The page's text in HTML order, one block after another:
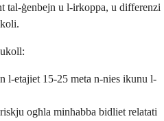
tal-ġenbejn u l-irkoppa, u differenzi
l-etajiet 15-25 meta n-nies ikunu l-
ogħla minħabba bidliet relatati